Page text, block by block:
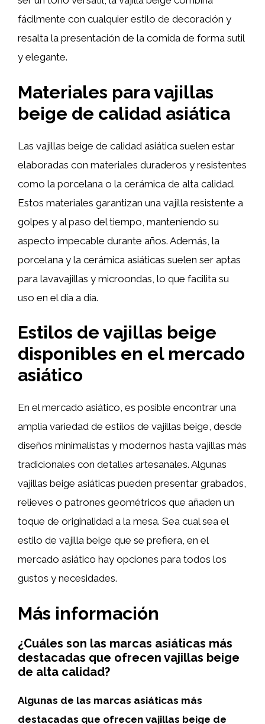
fácilmente con cualquier estilo de decoración y
resalta la presentación de la comida de forma sutil
y elegante.
Materiales para vajillas
beige de calidad asiática
Las vajillas beige de calidad asiática suelen estar
elaboradas con materiales duraderos y resistentes
como la porcelana o la cerámica de alta calidad.
Estos materiales garantizan una vajilla resistente a
golpes y al paso del tiempo, manteniendo su
aspecto impecable durante años. Además, la
porcelana y la cerámica asiáticas suelen ser aptas
para lavavajillas y microondas, lo que facilita su
uso en el día a día.
Estilos de vajillas beige
disponibles en el mercado
asiático
En el mercado asiático, es posible encontrar una
amplia variedad de estilos de vajillas beige, desde
diseños minimalistas y modernos hasta vajillas más
tradicionales con detalles artesanales. Algunas
vajillas beige asiáticas pueden presentar grabados,
relieves o patrones geométricos que añaden un
toque de originalidad a la mesa. Sea cual sea el
estilo de vajilla beige que se prefiera, en el
mercado asiático hay opciones para todos los
gustos y necesidades.
Más información
¿Cuáles son las marcas asiáticas más
destacadas que ofrecen vajillas beige
de alta calidad?
Algunas de las marcas asiáticas más
destacadas que ofrecen vajillas beige de